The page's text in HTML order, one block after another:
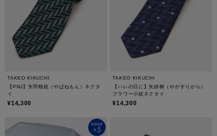
TAKEO KIKUCHI
【PNJ】矢羽根紋（やばねもん）ネクタ
イ
¥14,300
TAKEO KIKUCHI
【ハレの日に】矢絣柄（やがすりがら）
フラワー小紋ネクタイ
¥14,300